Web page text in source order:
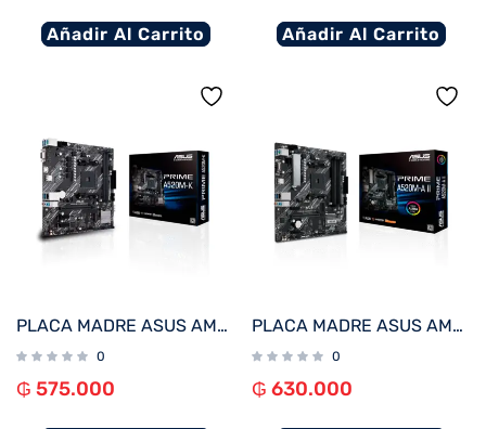
Añadir Al Carrito Añadir Al Carrito
PLACA MADRE ASUS AM4 PRIME A520M-K V/S/R/HDMI/DVI/COM/M2/DDR4/MATX
0
₲ 575.000
PLACA MADRE ASUS AM4 PRIME A520M-A II V/S/R/HDMI/DP/M.2/DDR4/MATX
0
₲ 630.000